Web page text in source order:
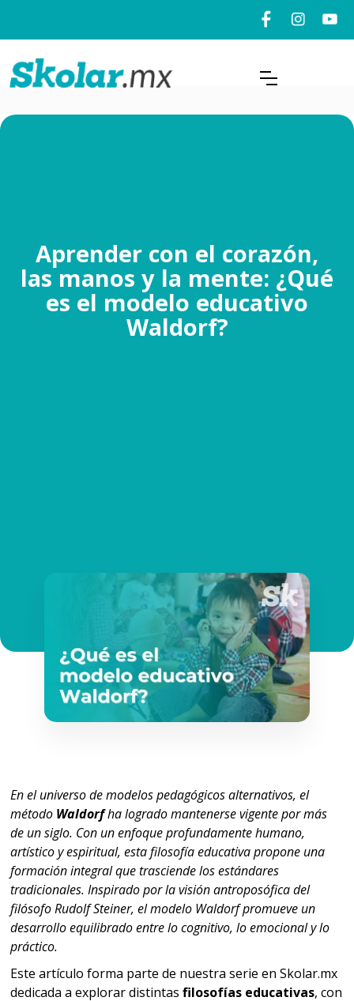
Aprender con el corazón,
las manos y la mente: ¿Qué
es el modelo educativo
Waldorf?
En el universo de modelos pedagógicos alternativos, el
método Waldorfha logrado mantenerse vigente por más
de un siglo. Con un enfoque profundamente humano,
artístico y espiritual, esta filosofía educativa propone una
formación integral que trasciende los estándares
tradicionales. Inspirado por la visión antroposófica del
filósofo Rudolf Steiner, el modelo Waldorf promueve un
desarrollo equilibrado entre lo cognitivo, lo emocional y lo
práctico.
Este artículo forma parte de nuestra serie en Skolar.mx
dedicada a explorar distintasfilosofías educativas, con